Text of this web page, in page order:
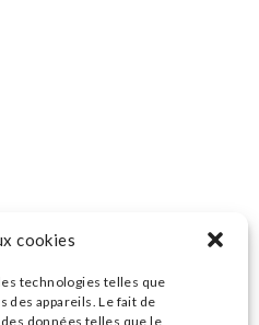
cookies
technologies telles que
des appareils. Le fait de
données telles que le